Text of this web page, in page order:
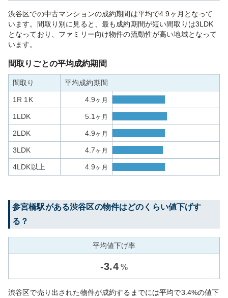
渋谷区での中古マンションの成約期間は平均で4.9ヶ月となって
います。間取り別に見ると、最も成約期間が短い間取りは3LDK
となっており、ファミリー向け物件の流動性が高い地域となって
います。
間取りごとの平均成約期間
間取り 平均成約期間
1R 1K 4.9ヶ月
1LDK 5.1 ヶ月
2LDK 4.9ヶ月
3LDK 4.7ヶ月
4LDK以上 4.9ヶ月
参宮橋駅がある渋谷区の物件はどのくらい値下げす
る？
平均値下げ率
-3.4 %
渋谷区で売り出された物件が成約するまでには平均で3.4%の値下